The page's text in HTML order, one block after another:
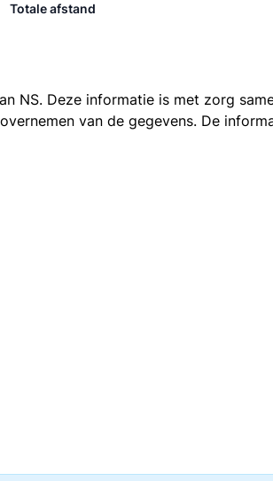
Totale afstand
NS. Deze informatie is met zorg
van de gegevens. De